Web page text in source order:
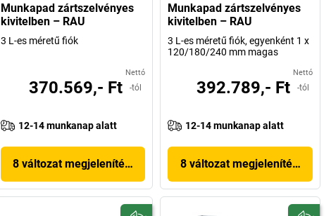
Munkapad zártszelvényes
kivitelben – RAU
3 L-es méretű fiók
Nettó
370.569,- Ft -tól
12-14 munkanap alatt
8 változat megjelenítése
Munkapad zártszelvényes
kivitelben – RAU
3 L-es méretű fiók, egyenként 1 x
120/180/240 mm magas
Nettó
392.789,- Ft -tól
12-14 munkanap alatt
8 változat megjelenítése